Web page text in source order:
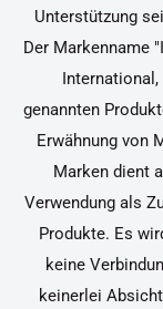
Unterstützung
Der Markenname
genannten
Erwähnung von
Marken dient
Verwendung als
Produkte. Es
keine
keinerlei